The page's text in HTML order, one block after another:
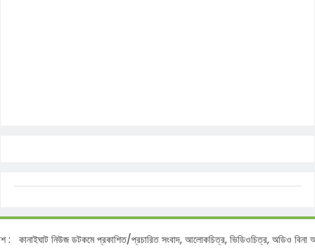
নিউজ ডটকমে প্রকাশিত/প্রচারিত সংবাদ, আলোকচিত্র, ভিডিওচিত্র, অডিও বিনা অনুমতিতে